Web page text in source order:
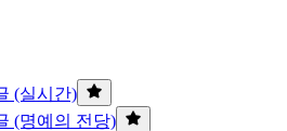
(실시간)
(명예의 전당)